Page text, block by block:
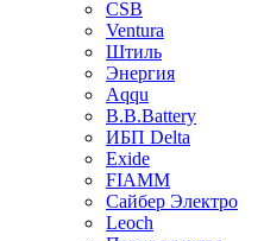
CSB
Ventura
Штиль
Энергия
Aqqu
B.B.Bаttery
ИБП Delta
Exide
FIAMM
Сайбер Электро
Leoch